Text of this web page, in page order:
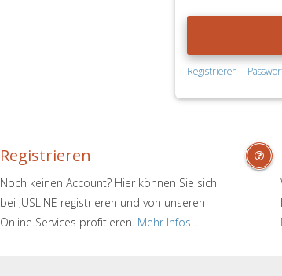
Registrieren -
Registrieren
Noch keinen Account? Hier können Sie sich
bei JUSLINE registrieren und von unseren
Online Services profitieren. Mehr Infos...